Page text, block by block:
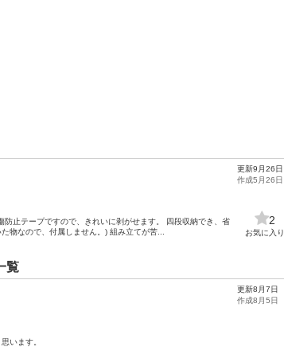
止テープですので、きれいに剥がせます。 四段収納でき、省
物なので、付属しません。) 組み立てが苦...
更新9月26日
作成5月26日
2
お気に入り
覧
います。
更新8月7日
作成8月5日